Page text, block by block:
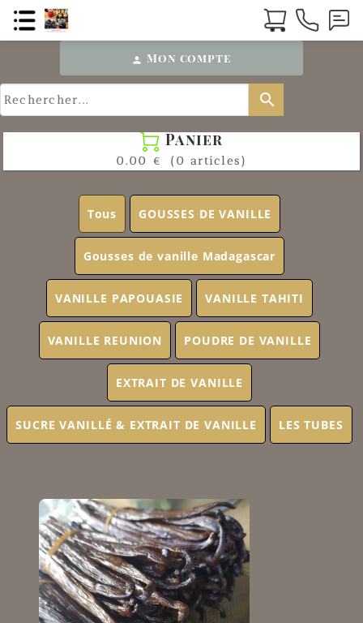
person Mon compte
search
 Panier
0.00 € (0 articles)
Tous GOUSSES DE VANILLE
Gousses de vanille Madagascar
VANILLE PAPOUASIE VANILLE TAHITI
VANILLE REUNION POUDRE DE VANILLE
EXTRAIT DE VANILLE
SUCRE VANILLÉ & EXTRAIT DE VANILLE LES TUBES